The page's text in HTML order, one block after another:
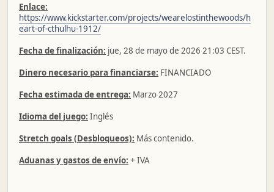
Enlace:
https://www.kickstarter.com/projects/wearelostinthewoods/h
eart-of-cthulhu-1912/
Fecha de finalización: jue, 28 de mayo de 2026 21:03 CEST.
Dinero necesario para financiarse: FINANCIADO
Fecha estimada de entrega: Marzo 2027
Idioma del juego: Inglés
Stretch goals (Desbloqueos): Más contenido.
Aduanas y gastos de envío: + IVA